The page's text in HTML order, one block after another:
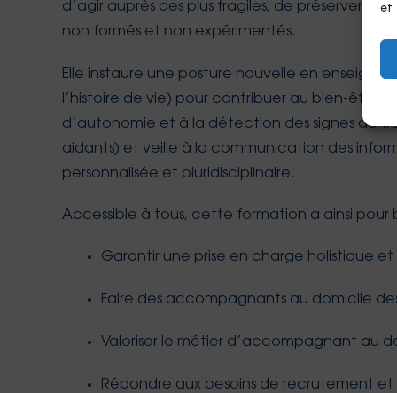
et
d’agir auprès des plus fragiles, de préserver
non formés et non expérimentés.
Elle instaure une posture nouvelle en
l’histoire de vie) pour contribuer au bien-être
d’autonomie et à la détection des signes de
aidants) et veille à la communication des
personnalisée et pluridisciplinaire.
Accessible à tous, cette formation a ainsi pour
Garantir une prise en charge holistique
Faire des accompagnants au domicile
Valoriser le métier d’accompagnant au
Répondre aux besoins de recrutement